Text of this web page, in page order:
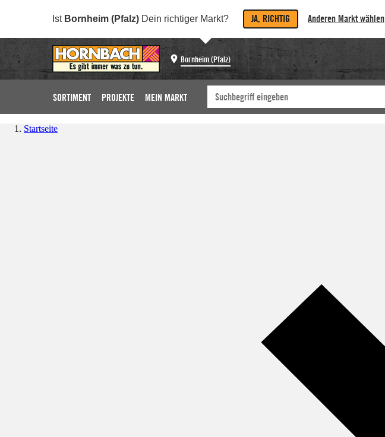
Ist Bornheim (Pfalz) Dein richtiger Markt? JA, RICHTIG Anderen Markt wählen
Bornheim (Pfalz)
SORTIMENT PROJEKTE MEIN MARKT
Startseite